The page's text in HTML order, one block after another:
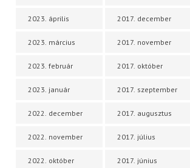
2023. április
2023. március
2023. február
2023. január
2022. december
2022. november
2022. október
2017. december
2017. november
2017. október
2017. szeptember
2017. augusztus
2017. július
2017. június